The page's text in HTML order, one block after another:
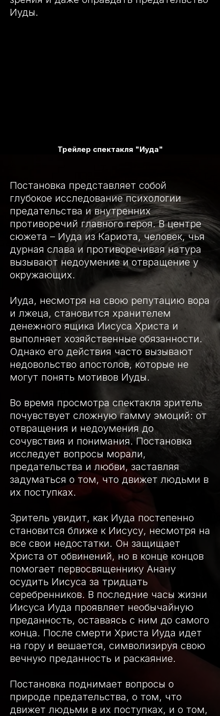
Иуды.
Трейлер спектакля "Иуда"
Постановка представляет собой
глубокое исследование психологии
предательства и внутренних
противоречий главного героя. В центре
сюжета – Иуда из Кариота, человек, чья
дурная слава и противоречивая натура
вызывают недоумение и отвращение у
окружающих.
Иуда, несмотря на свою репутацию вора
и лжеца, становится хранителем
денежного ящика Иисуса Христа и
выполняет хозяйственные обязанности.
Однако его действия часто вызывают
недовольство апостолов, которые не
могут понять мотивов Иуды.
Во время просмотра спектакля зритель
почувствует сложную гамму эмоций: от
отвращения и недоумения до
сочувствия и понимания. Постановка
исследует вопросы морали,
предательства и любви, заставляя
задуматься о том, что движет людьми в
их поступках.
Зритель увидит, как Иуда постепенно
становится ближе к Иисусу, несмотря на
все свои недостатки. Он защищает
Христа от обвинений, но в конце концов
помогает первосвященнику Анану
осудить Иисуса за тридцать
серебренников. В последние часы жизни
Иисуса Иуда проявляет необычайную
преданность, оставаясь с ним до самого
конца. После смерти Христа Иуда идет
на гору и вешается, символизируя свою
вечную преданность и раскаяние.
Постановка поднимает вопросы о
природе предательства, о том, что
движет людьми в их поступках, и о том,